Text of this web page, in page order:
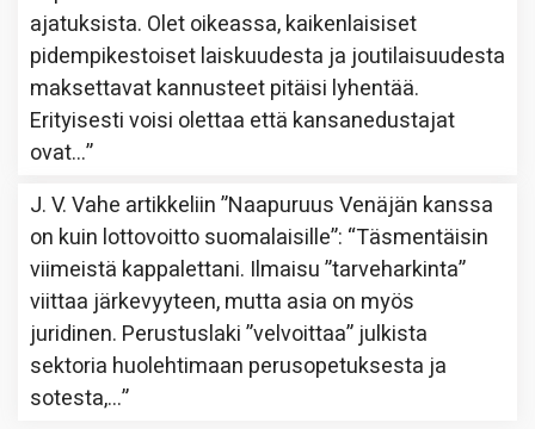
ajatuksista. Olet oikeassa, kaikenlaisiset
pidempikestoiset laiskuudesta ja joutilaisuudesta
maksettavat kannusteet pitäisi lyhentää.
Erityisesti voisi olettaa että kansanedustajat
ovat…”
J. V. Vahe artikkeliin”Naapuruus Venäjän kanssa
on kuin lottovoitto suomalaisille”: “Täsmentäisin
viimeistä kappalettani. Ilmaisu ”tarveharkinta”
viittaa järkevyyteen, mutta asia on myös
juridinen. Perustuslaki ”velvoittaa” julkista
sektoria huolehtimaan perusopetuksesta ja
sotesta,…”